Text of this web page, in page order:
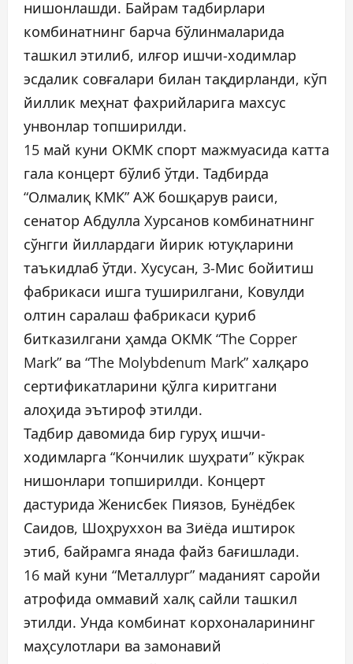
нишонлашди. Байрам тадбирлари
комбинатнинг барча бўлинмаларида
ташкил этилиб, илғор ишчи-ходимлар
эсдалик совғалари билан тақдирланди, кўп
йиллик меҳнат фахрийларига махсус
унвонлар топширилди.
15 май куни ОКМК спорт мажмуасида катта
гала концерт бўлиб ўтди. Тадбирда
“Олмалиқ КМК” АЖ бошқарув раиси,
сенатор Абдулла Хурсанов комбинатнинг
сўнгги йиллардаги йирик ютуқларини
таъкидлаб ўтди. Хусусан, 3-Мис бойитиш
фабрикаси ишга туширилгани, Ковулди
олтин саралаш фабрикаси қуриб
битказилгани ҳамда ОКМК “The Copper
Mark” ва “The Molybdenum Mark” халқаро
сертификатларини қўлга киритгани
алоҳида эътироф этилди.
Тадбир давомида бир гуруҳ ишчи-
ходимларга “Кончилик шуҳрати” кўкрак
нишонлари топширилди. Концерт
дастурида Женисбек Пиязов, Бунёдбек
Саидов, Шоҳруххон ва Зиёда иштирок
этиб, байрамга янада файз бағишлади.
16 май куни “Металлург” маданият саройи
атрофида оммавий халқ сайли ташкил
этилди. Унда комбинат корхоналарининг
маҳсулотлари ва замонавий